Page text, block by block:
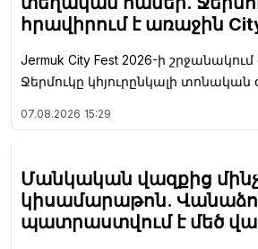
հրավիրում է առաջին
Jermuk City Fest 2026-ի
Ջերմուկը կհյուրընկալի տոնական
07.08.2026 15:29
Մանկական վազքից
կիսամարաթոն.
պատրաստվում է մեծ